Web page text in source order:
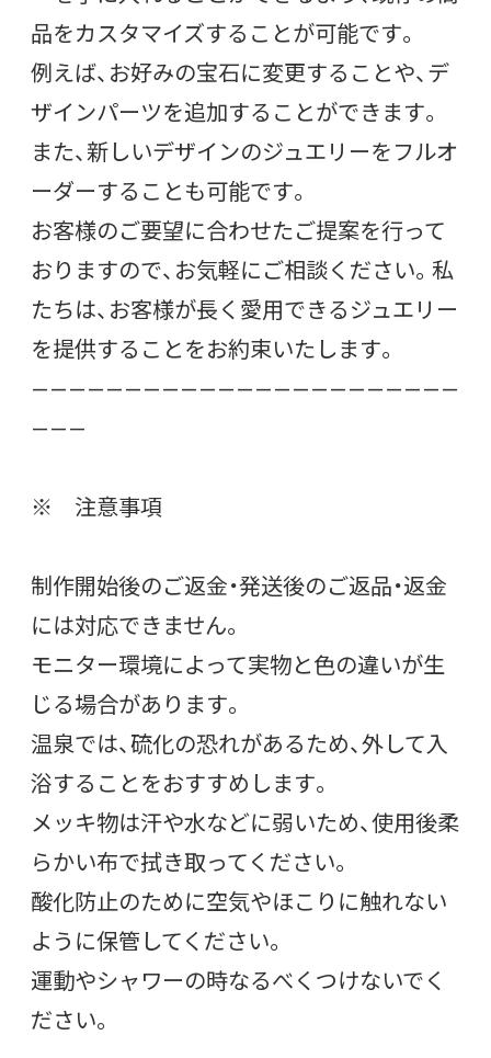
品をカスタマイズすることが可能です。
例えば、お好みの宝石に変更することや、デ
ザインパーツを追加することができます。
また、新しいデザインのジュエリーをフルオ
ーダーすることも可能です。
お客様のご要望に合わせたご提案を行って
おりますので、お気軽にご相談ください。私
たちは、お客様が長く愛用できるジュエリー
を提供することをお約束いたします。
———————————————————————
———
※ 注意事項
制作開始後のご返金・発送後のご返品・返金
には対応できません。
モニター環境によって実物と色の違いが生
じる場合があります。
温泉では、硫化の恐れがあるため、外して入
浴することをおすすめします。
メッキ物は汗や水などに弱いため、使用後柔
らかい布で拭き取ってください。
酸化防止のために空気やほこりに触れない
ように保管してください。
運動やシャワーの時なるべくつけないでく
ださい。